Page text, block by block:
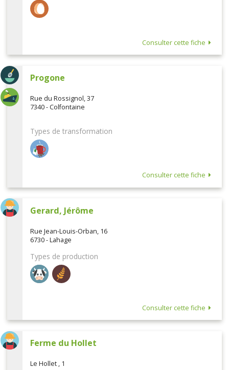
Consulter cette fiche
Progone
Rue du Rossignol, 37
7340 - Colfontaine
Types de transformation
Consulter cette fiche
Gerard, Jérôme
Rue Jean-Louis-Orban, 16
6730 - Lahage
Types de production
Consulter cette fiche
Ferme du Hollet
Le Hollet , 1